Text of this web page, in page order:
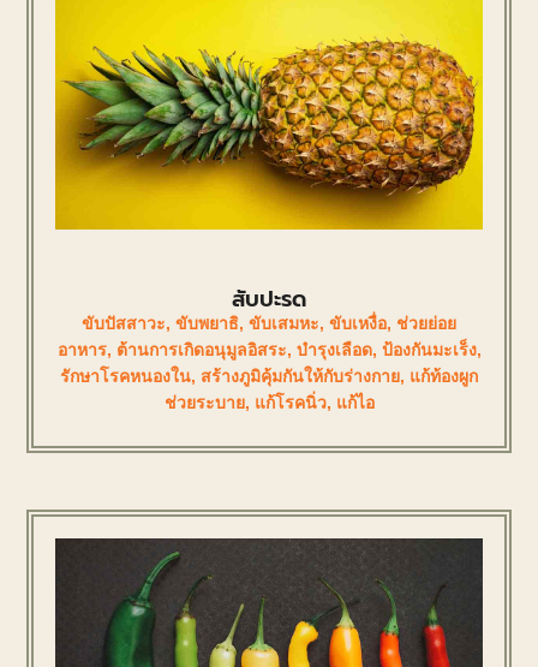
สับปะรด
ขับปัสสาวะ, ขับพยาธิ, ขับเสมหะ, ขับเหงื่อ, ช่วยย่อย
อาหาร, ต้านการเกิดอนุมูลอิสระ, บำรุงเลือด, ป้องกันมะเร็ง,
รักษาโรคหนองใน, สร้างภูมิคุ้มกันให้กับร่างกาย, แก้ท้องผูก
ช่วยระบาย, แก้โรคนิ่ว, แก้ไอ